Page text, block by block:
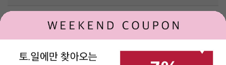
고객님들의 사이즈 리뷰 내역이 존재하지 않습니다.